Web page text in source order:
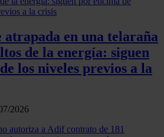
de cookies.
web se usan para personalizar el
ofrecer funciones de redes
compartimos información sobre
web con nuestros partners de redes
análisis web, quienes pueden
les haya proporcionado o que
en una telaraña
de la energía: siguen
los niveles previos a la
2026